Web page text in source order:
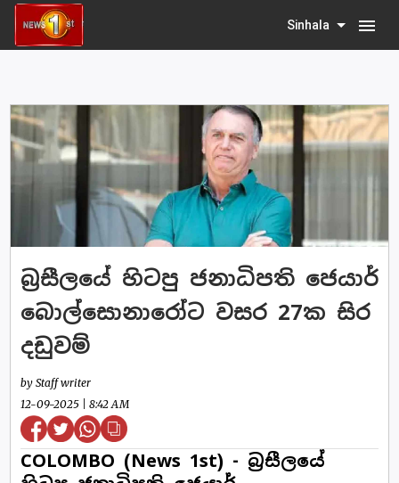
Sinhala menu
බ්‍රසීලයේ හිටපු ජනාධිපති ජෙයාර්
බොල්සොනාරෝට වසර 27ක සිර
දඩුවම්
by Staff writer
12-09-2025 | 8:42 AM
COLOMBO (News 1st) - බ්‍රසීලයේ